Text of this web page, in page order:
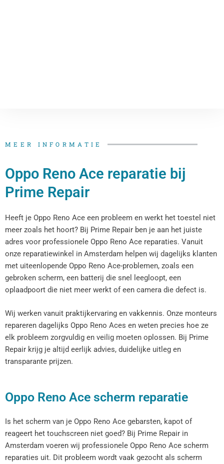
MEER INFORMATIE
Oppo Reno Ace reparatie bij
Prime Repair
Heeft je Oppo Reno Ace een probleem en werkt het toestel niet
meer zoals het hoort? Bij Prime Repair ben je aan het juiste
adres voor professionele Oppo Reno Ace reparaties. Vanuit
onze reparatiewinkel in Amsterdam helpen wij dagelijks klanten
met uiteenlopende Oppo Reno Ace-problemen, zoals een
gebroken scherm, een batterij die snel leegloopt, een
oplaadpoort die niet meer werkt of een camera die defect is.
Wij werken vanuit praktijkervaring en vakkennis. Onze monteurs
repareren dagelijks Oppo Reno Aces en weten precies hoe ze
elk probleem zorgvuldig en veilig moeten oplossen. Bij Prime
Repair krijg je altijd eerlijk advies, duidelijke uitleg en
transparante prijzen.
Oppo Reno Ace scherm reparatie
Is het scherm van je Oppo Reno Ace gebarsten, kapot of
reageert het touchscreen niet goed? Bij Prime Repair in
Amsterdam voeren wij professionele Oppo Reno Ace scherm
reparaties uit. Dit probleem wordt vaak gezocht als scherm